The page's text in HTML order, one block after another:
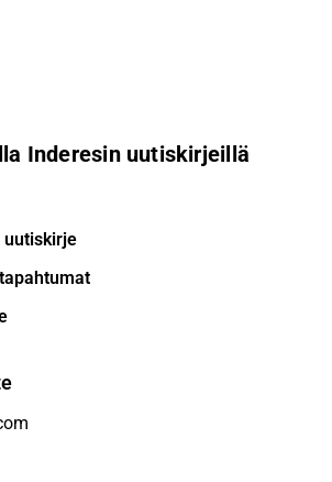
Inderesin uutiskirjeillä
uutiskirje